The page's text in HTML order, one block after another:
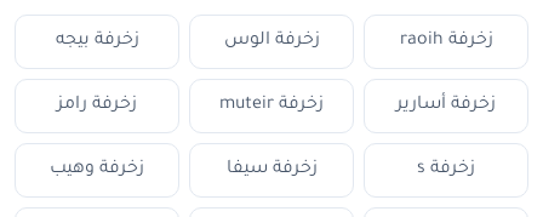
زخرفة raoih زخرفة الوس زخرفة بيجه
زخرفة أسارير زخرفة muteir زخرفة رامز
زخرفة s زخرفة سيفا زخرفة وهيب